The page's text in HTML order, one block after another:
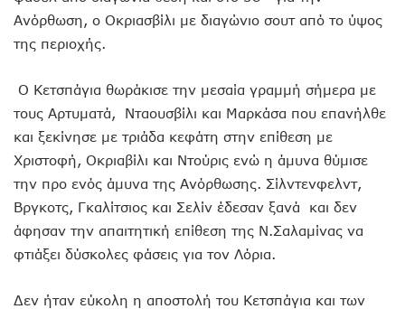
Ανόρθωση, ο Οκριασβίλι με διαγώνιο σουτ από το ύψος
της περιοχής.
Ο Κετσπάγια θωράκισε την μεσαία γραμμή σήμερα με
τους Αρτυματά, Νταουσβίλι και Μαρκάσα που επανήλθε
και ξεκίνησε με τριάδα κεφάτη στην επίθεση με
Χριστοφή, Οκριαβίλι και Ντούρις ενώ η άμυνα θύμισε
την προ ενός άμυνα της Ανόρθωσης. Σίλντενφελντ,
Βργκοτς, Γκαλίτσιος και Σελίν έδεσαν ξανά και δεν
άφησαν την απαιτητική επίθεση της Ν.Σαλαμίνας να
φτιάξει δύσκολες φάσεις για τον Λόρια.
Δεν ήταν εύκολη η αποστολή του Κετσπάγια και των